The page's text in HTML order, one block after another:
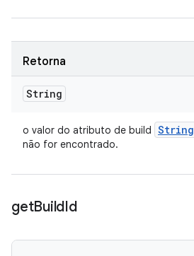
Retorna
String
o valor do atributo de build String
não for encontrado.
getBuildId